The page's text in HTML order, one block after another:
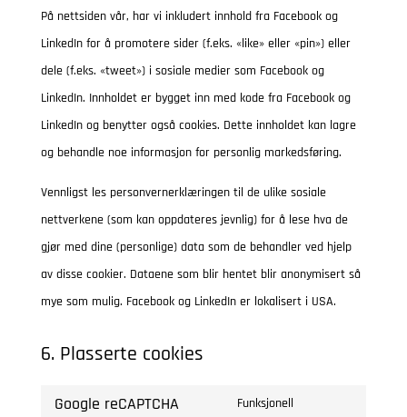
På nettsiden vår, har vi inkludert innhold fra Facebook og
LinkedIn for å promotere sider (f.eks. «like» eller «pin») eller
dele (f.eks. «tweet») i sosiale medier som Facebook og
LinkedIn. Innholdet er bygget inn med kode fra Facebook og
LinkedIn og benytter også cookies. Dette innholdet kan lagre
og behandle noe informasjon for personlig markedsføring.
Vennligst les personvernerklæringen til de ulike sosiale
nettverkene (som kan oppdateres jevnlig) for å lese hva de
gjør med dine (personlige) data som de behandler ved hjelp
av disse cookier. Dataene som blir hentet blir anonymisert så
mye som mulig. Facebook og LinkedIn er lokalisert i USA.
6. Plasserte cookies
Google reCAPTCHA Funksjonell